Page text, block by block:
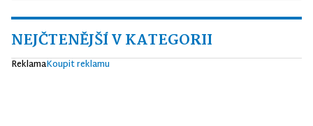
NEJČTENĚJŠÍ V KATEGORII
ReklamaKoupit reklamu